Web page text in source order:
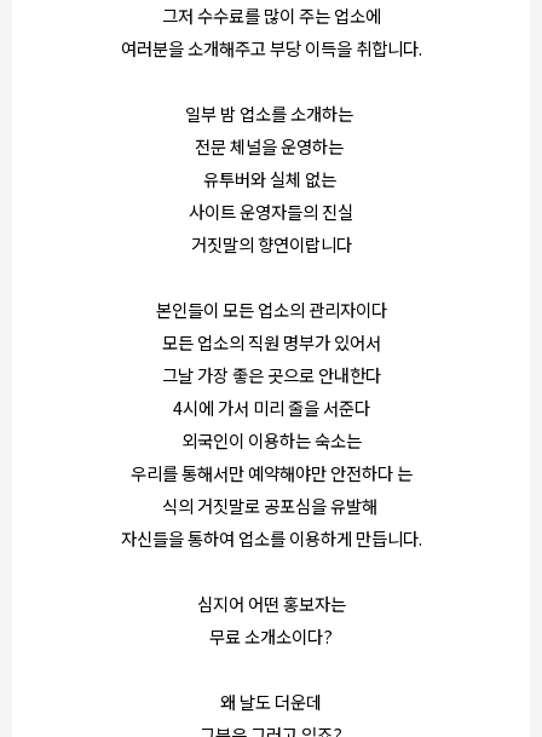
그저 수수료를 많이 주는 업소에
여러분을 소개해주고 부당 이득을 취합니다.
일부 밤 업소를 소개하는
전문 체널을 운영하는
유투버와 실체 없는
사이트 운영자들의 진실
거짓말의 향연이랍니다
본인들이 모든 업소의 관리자이다
모든 업소의 직원 명부가 있어서
그날 가장 좋은 곳으로 안내한다
4시에 가서 미리 줄을 서준다
외국인이 이용하는 숙소는
우리를 통해서만 예약해야만 안전하다 는
식의 거짓말로 공포심을 유발해
자신들을 통하여 업소를 이용하게 만듭니다.
심지어 어떤 홍보자는
무료 소개소이다?
왜 날도 더운데